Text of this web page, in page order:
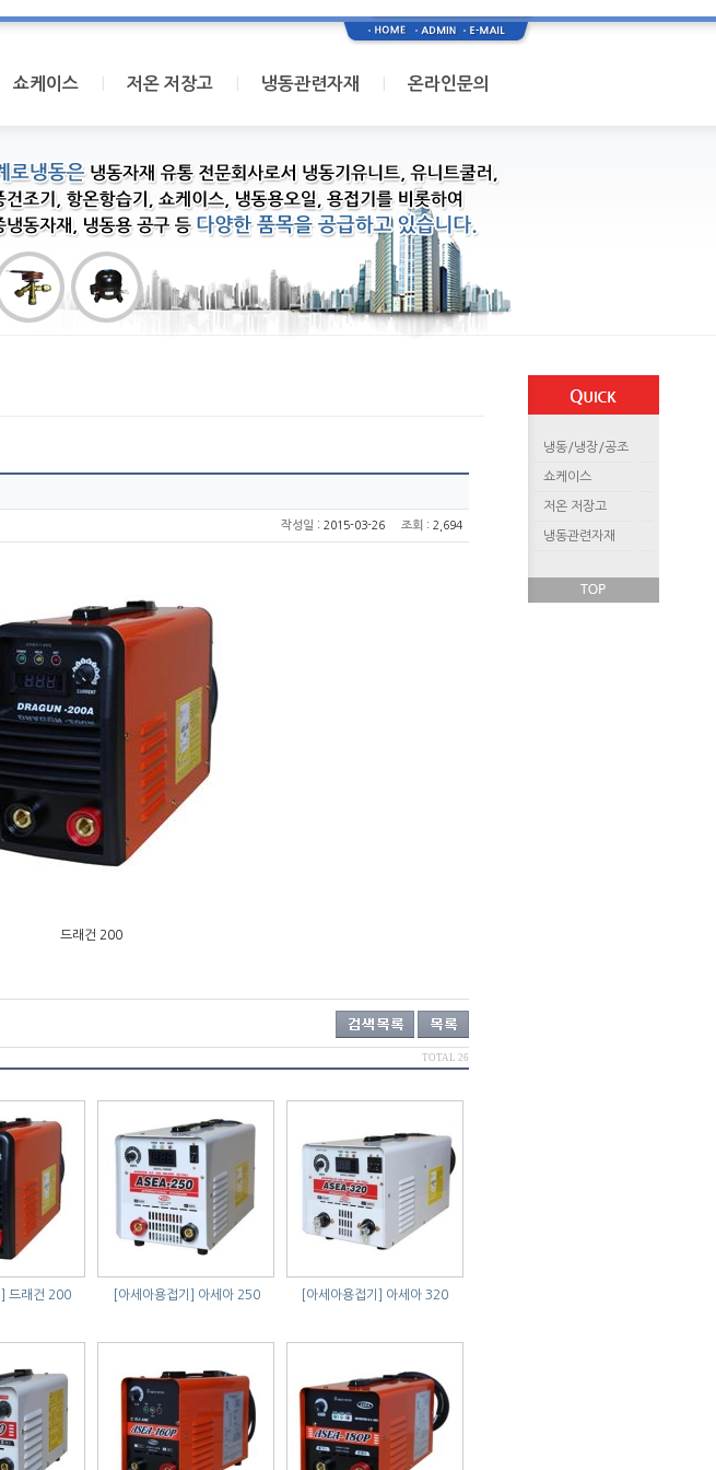
쇼케이스 저온 저장고 냉동관련자재 온라인문의
작성일 : 2015-03-26 조회 : 2,694
드래건 200
TOTAL 26
드래건 200 [아세아용접기] 아세아 250 [아세아용접기] 아세아 320
냉동/냉장/공조
쇼케이스
저온 저장고
냉동관련자재